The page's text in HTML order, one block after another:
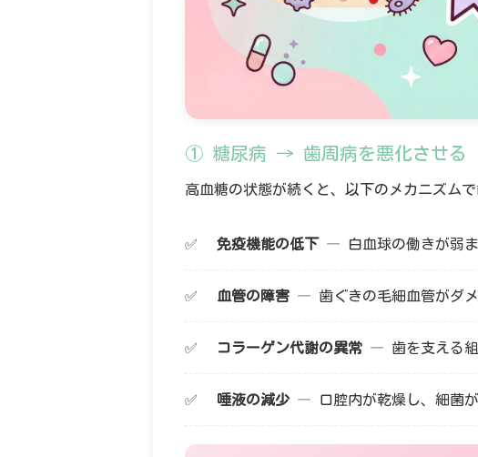
① 糖尿病 → 歯周病を悪化させる
高血糖の状態が続くと、以下のメカニズム
免疫機能の低下— 白血球の働きが弱ま
血管の障害— 歯ぐきの毛細血管がダメ
コラーゲン代謝の異常— 歯を支える組
唾液の減少— 口腔内が乾燥し、細菌が